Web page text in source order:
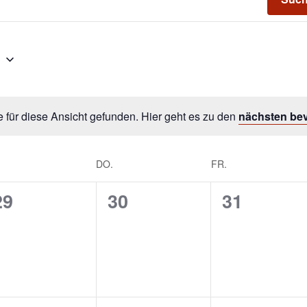
diese Ansicht gefunden. Hier geht es zu den nächsten
DO. FR.
0
30
0
31